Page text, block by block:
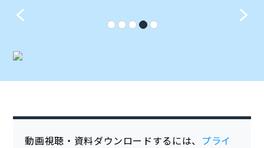
動画視聴・資料ダウンロードするには、 プライ